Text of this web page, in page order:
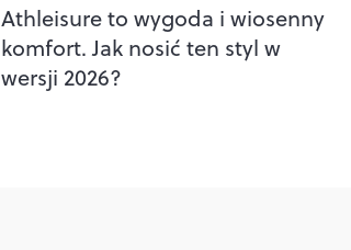
Athleisure to wygoda i wiosenny
komfort. Jak nosić ten styl w
wersji 2026?